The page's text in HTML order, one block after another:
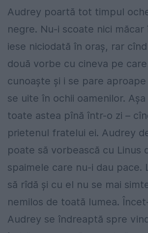
Audrey poartă tot timpul
negre. Nu-i scoate nici măcar
iese niciodată în oraş, rar
două vorbe cu cineva pe
cunoaşte şi i se pare
se uite în ochii oamenilor.
toate astea pînă într-o zi –
prietenul fratelui ei. Audrey
poate să vorbească cu Linus
spaimele care nu-i dau pace.
să rîdă şi cu el nu se mai
nemilos de toată lumea.
Audrey se îndreaptă spre